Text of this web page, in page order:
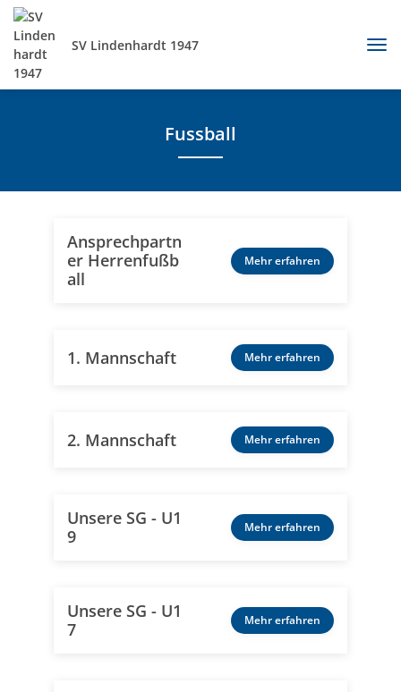
SV Lindenhardt 1947
Fussball
Ansprechpartn
er Herrenfußb
all
Mehr erfahren
1. Mannschaft Mehr erfahren
2. Mannschaft Mehr erfahren
Unsere SG - U1
9
Mehr erfahren
Unsere SG - U1
7
Mehr erfahren